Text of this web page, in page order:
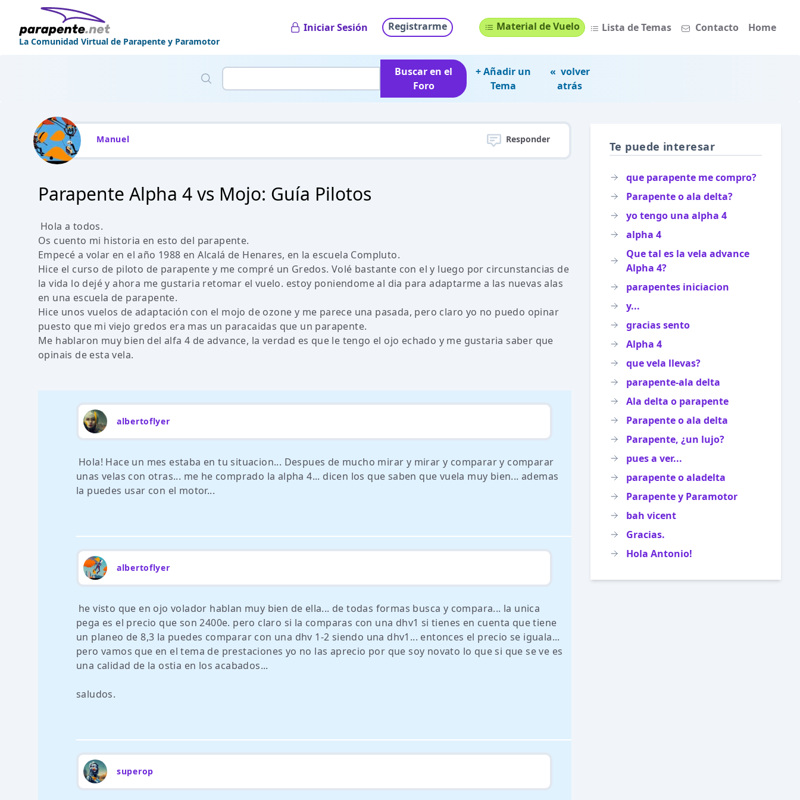
La Comunidad Virtual de Parapente y Paramotor
Iniciar Sesión Registrarme Material de Vuelo Lista de Temas Contacto Home
Buscar en el
Foro
+ Añadir un
Tema
« volver
atrás
Manuel Responder
Parapente Alpha 4 vs Mojo: Guía Pilotos
Hola a todos.
Os cuento mi historia en esto del parapente.
Empecé a volar en el año 1988 en Alcalá de Henares, en la escuela Compluto.
Hice el curso de piloto de parapente y me compré un Gredos. Volé bastante con el y luego por circunstancias de
la vida lo dejé y ahora me gustaria retomar el vuelo. estoy poniendome al dia para adaptarme a las nuevas alas
en una escuela de parapente.
Hice unos vuelos de adaptación con el mojo de ozone y me parece una pasada, pero claro yo no puedo opinar
puesto que mi viejo gredos era mas un paracaidas que un parapente.
Me hablaron muy bien del alfa 4 de advance, la verdad es que le tengo el ojo echado y me gustaria saber que
opinais de esta vela.
albertoflyer
Hola! Hace un mes estaba en tu situacion... Despues de mucho mirar y mirar y comparar y comparar
unas velas con otras... me he comprado la alpha 4... dicen los que saben que vuela muy bien... ademas
la puedes usar con el motor...
albertoflyer
he visto que en ojo volador hablan muy bien de ella... de todas formas busca y compara... la unica
pega es el precio que son 2400e. pero claro si la comparas con una dhv1 si tienes en cuenta que tiene
un planeo de 8,3 la puedes comparar con una dhv 1-2 siendo una dhv1... entonces el precio se iguala...
pero vamos que en el tema de prestaciones yo no las aprecio por que soy novato lo que si que se ve es
una calidad de la ostia en los acabados...
saludos.
superop
Te puede interesar
que parapente me compro?
Parapente o ala delta?
yo tengo una alpha 4
alpha 4
Que tal es la vela advance
Alpha 4?
parapentes iniciacion
y...
gracias sento
Alpha 4
que vela llevas?
parapente-ala delta
Ala delta o parapente
Parapente o ala delta
Parapente, ¿un lujo?
pues a ver...
parapente o aladelta
Parapente y Paramotor
bah vicent
Gracias.
Hola Antonio!